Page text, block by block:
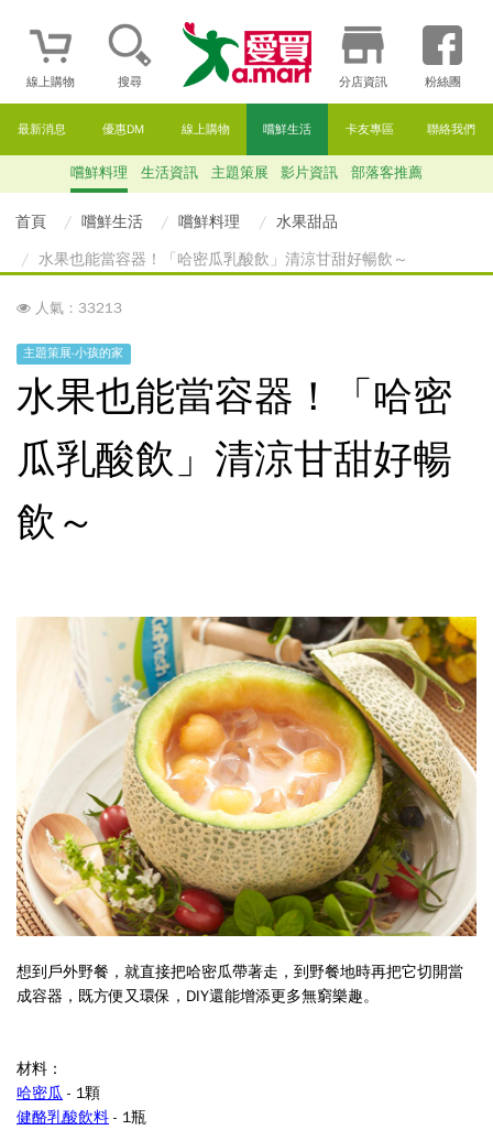
線上購物 搜尋 分店資訊 粉絲團
最新消息 優惠DM 線上購物 嚐鮮生活 卡友專區 聯絡我們
嚐鮮料理 生活資訊 主題策展 影片資訊 部落客推薦
首頁 嚐鮮生活 嚐鮮料理
水果甜品
水果也能當容器！「哈密瓜乳酸飲」清涼甘甜好暢飲～
人氣：33213
主題策展-小孩的家
水果也能當容器！「哈密
瓜乳酸飲」清涼甘甜好暢
飲～
想到戶外野餐，就直接把哈密瓜帶著走，到野餐地時再把它切開當
成容器，既方便又環保，DIY還能增添更多無窮樂趣。
材料：
哈密瓜 - 1顆
健酪乳酸飲料 - 1瓶